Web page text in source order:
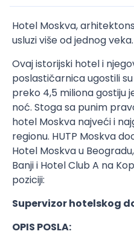
Hotel Moskva,
usluzi više od jednog veka.
Ovaj istorijski hotel i
poslastičarnica ugostili
preko 4,5 miliona gostiju
noć. Stoga sa punim
hotel Moskva najveći i
regionu. HUTP Moskva
Hotel Moskva u
Banji i Hotel Club A na
poziciji:
Supervizor hotelskog
OPIS POSLA: